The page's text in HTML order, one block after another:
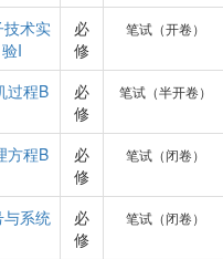
技术实
验I
必
修
笔试（开卷）
过程B
必
修
笔试（半开卷）
方程B
必
修
笔试（闭卷）
与系统
必
修
笔试（闭卷）